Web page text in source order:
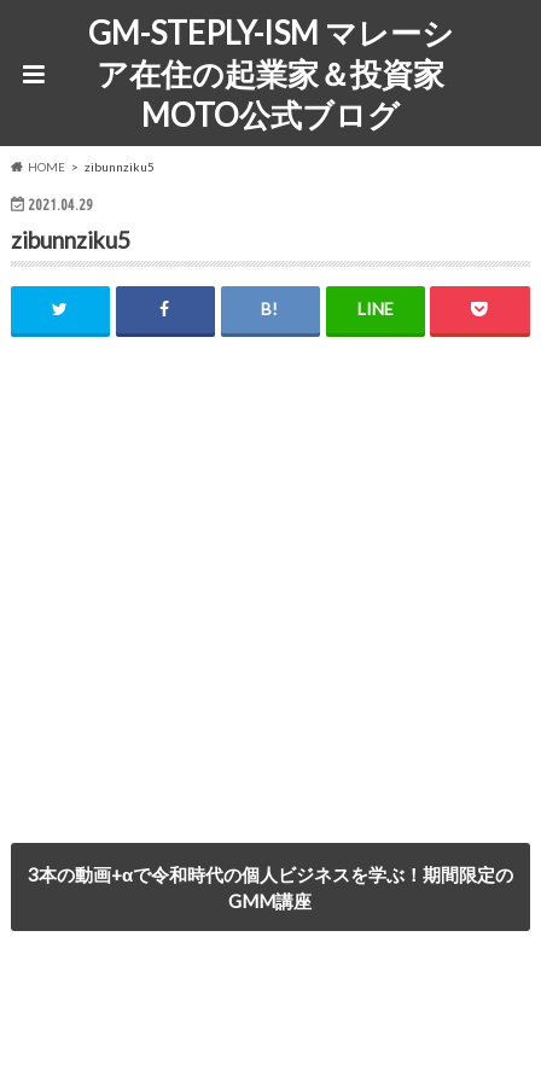
GM-STEPLY-ISM マレーシ
ア在住の起業家＆投資家
MOTO公式ブログ
HOME zibunnziku5
2021.04.29
zibunnziku5
3本の動画+αで令和時代の個人ビジネスを学ぶ！期間限定の
GMM講座